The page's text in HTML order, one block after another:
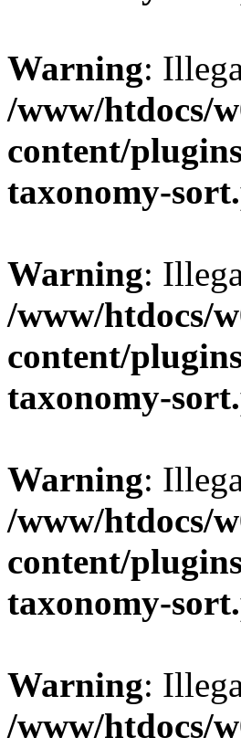
Warning:
/www/htdocs/
content/
taxonomy-
Warning:
/www/htdocs/
content/
taxonomy-
Warning:
/www/htdocs/
content/
taxonomy-
Warning:
/www/htdocs/